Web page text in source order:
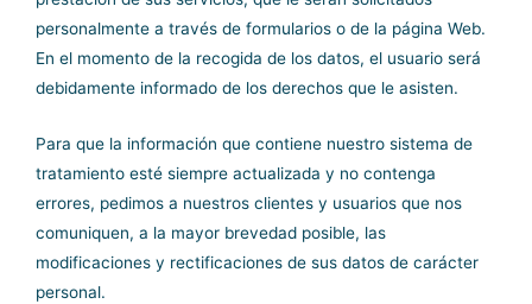
personalmente a través de formularios o de la página Web.
En el momento de la recogida de los datos, el usuario será
debidamente informado de los derechos que le asisten.
Para que la información que contiene nuestro sistema de
tratamiento esté siempre actualizada y no contenga
errores, pedimos a nuestros clientes y usuarios que nos
comuniquen, a la mayor brevedad posible, las
modificaciones y rectificaciones de sus datos de carácter
personal.